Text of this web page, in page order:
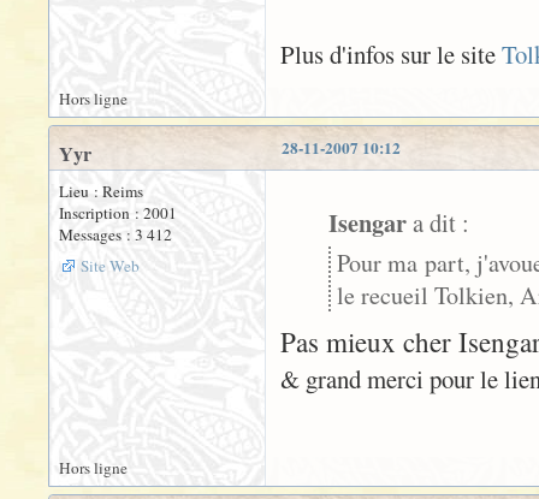
Plus d'infos sur le site
Hors ligne
28-11-2007 10:12
Yyr
Lieu : Reims
Inscription : 2001
Messages : 3 412
Site Web
Isengara dit :
Pour ma part,
le recueil Tolkien,
Pas mieux cher
& grand merci pour le
Hors ligne